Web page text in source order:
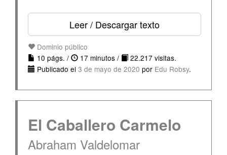
Leer / Descargar texto
Dominio público
10 págs. /
17 minutos /
22.217 visitas.
Publicado el 3 de mayo de 2020 por Edu Robsy.
El Caballero Carmelo
Abraham Valdelomar